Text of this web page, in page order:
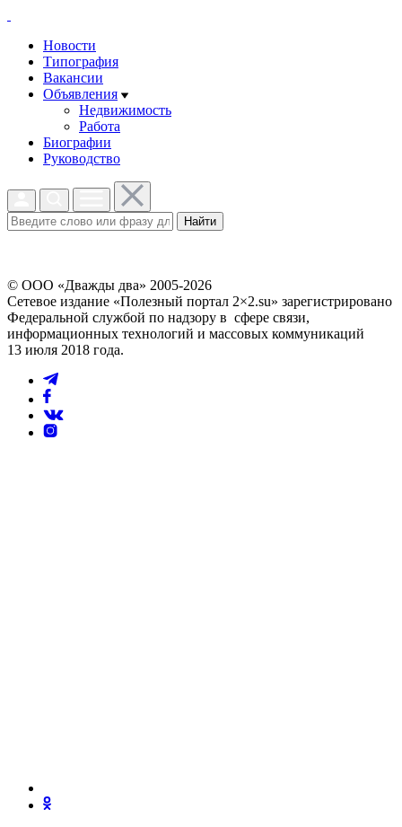
Новости
Типография
Вакансии
Объявления
Недвижимость
Работа
Биографии
Руководство
Найти
© ООО «Дважды два» 2005-2026
Сетевое издание «Полезный портал 2×2.su» зарегистрировано
Федеральной службой по надзору в сфере связи,
информационных технологий и массовых коммуникаций
13 июля 2018 года.